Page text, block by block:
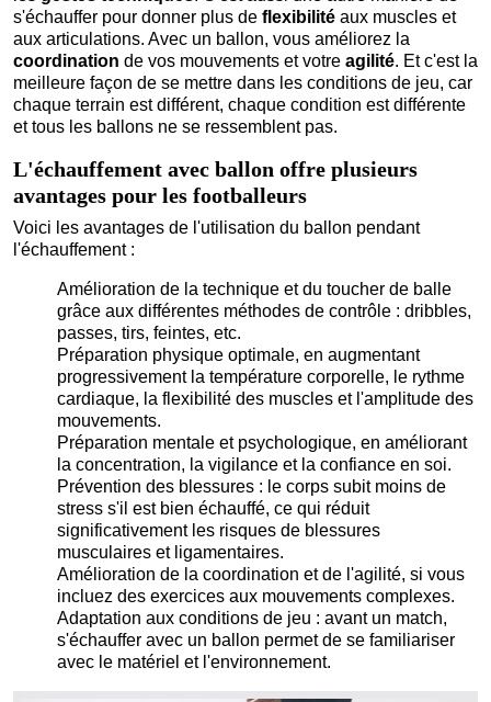
s'échauffer pour donner plus de flexibilité aux muscles et
aux articulations. Avec un ballon, vous améliorez la
coordination de vos mouvements et votre agilité. Et c'est la
meilleure façon de se mettre dans les conditions de jeu, car
chaque terrain est différent, chaque condition est différente
et tous les ballons ne se ressemblent pas.
L'échauffement avec ballon offre plusieurs
avantages pour les footballeurs
Voici les avantages de l'utilisation du ballon pendant
l'échauffement :
Amélioration de la technique et du toucher de balle
grâce aux différentes méthodes de contrôle : dribbles,
passes, tirs, feintes, etc.
Préparation physique optimale, en augmentant
progressivement la température corporelle, le rythme
cardiaque, la flexibilité des muscles et l'amplitude des
mouvements.
Préparation mentale et psychologique, en améliorant
la concentration, la vigilance et la confiance en soi.
Prévention des blessures : le corps subit moins de
stress s'il est bien échauffé, ce qui réduit
significativement les risques de blessures
musculaires et ligamentaires.
Amélioration de la coordination et de l'agilité, si vous
incluez des exercices aux mouvements complexes.
Adaptation aux conditions de jeu : avant un match,
s'échauffer avec un ballon permet de se familiariser
avec le matériel et l'environnement.